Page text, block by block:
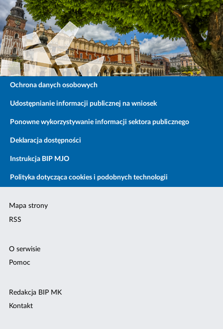
Ochrona danych osobowych
Udostępnianie informacji publicznej na wniosek
Ponowne wykorzystywanie informacji sektora publicznego
Deklaracja dostępności
Instrukcja BIP MJO
Polityka dotycząca cookies i podobnych technologii
Mapa strony
RSS
O serwisie
Pomoc
Redakcja BIP MK
Kontakt